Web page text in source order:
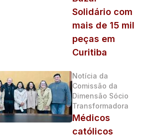
Solidário com
mais de 15 mil
peças em
Curitiba
Notícia da
Comissão da
Dimensão Sócio
Transformadora
Médicos
católicos